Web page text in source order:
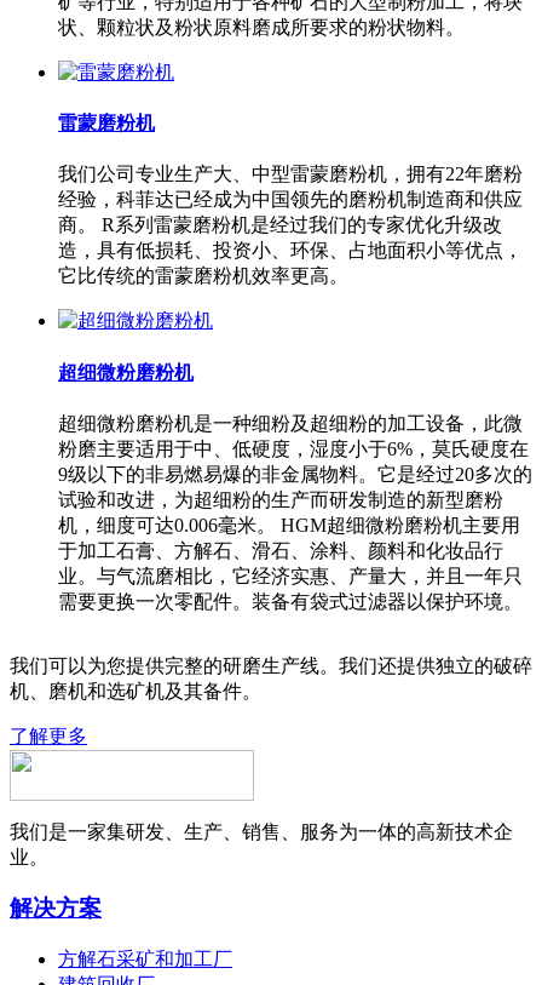
状、颗粒状及粉状原料磨成所要求的粉状物料。
雷蒙磨粉机
我们公司专业生产大、中型雷蒙磨粉机，拥有22年磨粉
经验，科菲达已经成为中国领先的磨粉机制造商和供应
商。 R系列雷蒙磨粉机是经过我们的专家优化升级改
造，具有低损耗、投资小、环保、占地面积小等优点，
它比传统的雷蒙磨粉机效率更高。
超细微粉磨粉机
超细微粉磨粉机是一种细粉及超细粉的加工设备，此微
粉磨主要适用于中、低硬度，湿度小于6%，莫氏硬度在
9级以下的非易燃易爆的非金属物料。它是经过20多次的
试验和改进，为超细粉的生产而研发制造的新型磨粉
机，细度可达0.006毫米。 HGM超细微粉磨粉机主要用
于加工石膏、方解石、滑石、涂料、颜料和化妆品行
业。与气流磨相比，它经济实惠、产量大，并且一年只
需要更换一次零配件。装备有袋式过滤器以保护环境。
我们可以为您提供完整的研磨生产线。我们还提供独立的破碎
机、磨机和选矿机及其备件。
了解更多
我们是一家集研发、生产、销售、服务为一体的高新技术企
业。
解决方案
方解石采矿和加工厂